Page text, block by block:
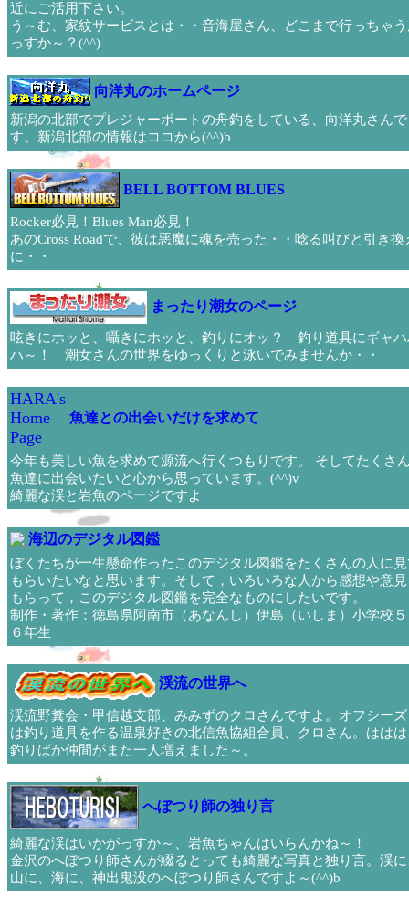
近にご活用下さい。
う～む、家紋サービスとは・・音海屋さん、どこまで行っちゃ
っすか～？(^^)
向洋丸のホームページ
新潟の北部でプレジャーボートの舟釣をしている、向洋丸さんで
す。新潟北部の情報はココから(^^)b
BELL BOTTOM BLUES
Rocker必見！Blues Man必見！
あのCross Roadで、彼は悪魔に魂を売った・・唸る叫びと引き換
に・・
まったり潮女のページ
呟きにホッと、囁きにホッと、釣りにオッ？ 釣り道具にギャ
ハ～！ 潮女さんの世界をゆっくりと泳いでみませんか・・
HARA's
Home
Page
魚達との出会いだけを求めて
今年も美しい魚を求めて源流へ行くつもりです。 そしてたくさ
魚達に出会いたいと心から思っています。(^^)v
綺麗な渓と岩魚のページですよ
海辺のデジタル図鑑
ぼくたちが一生懸命作ったこのデジタル図鑑をたくさんの人に
もらいたいなと思います。そして，いろいろな人から感想や意
もらって，このデジタル図鑑を完全なものにしたいです。
制作・著作：徳島県阿南市（あなんし）伊島（いしま）小学校
６年生
渓流の世界へ
渓流野糞会・甲信越支部、みみずのクロさんですよ。オフシー
は釣り道具を作る温泉好きの北信魚協組合員、クロさん。はは
釣りばか仲間がまた一人増えました～。
へぼつり師の独り言
綺麗な渓はいかがっすか～、岩魚ちゃんはいらんかね～！
金沢のへぼつり師さんが綴るとっても綺麗な写真と独り言。渓
山に、海に、神出鬼没のへぼつり師さんですよ～(^^)b